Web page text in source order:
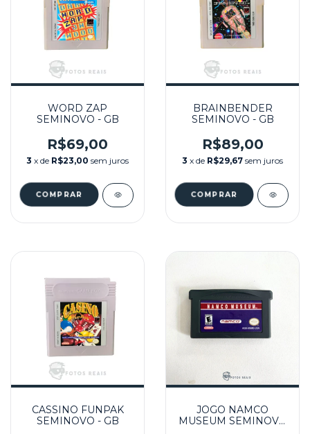
WORD ZAP
SEMINOVO - GB
R$69,00
3 x de R$23,00 sem juros
BRAINBENDER
SEMINOVO - GB
R$89,00
3 x de R$29,67 sem juros
CASSINO FUNPAK
SEMINOVO - GB
JOGO NAMCO
MUSEUM SEMINOVO